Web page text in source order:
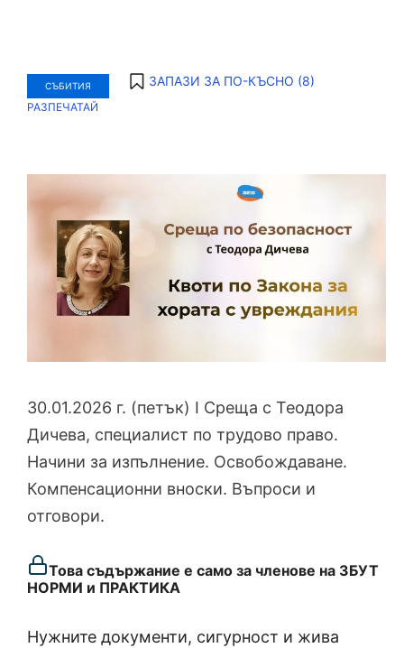
СЪБИТИЯ ЗАПАЗИ ЗА ПО-КЪСНО (8)
РАЗПЕЧАТАЙ
30.01.2026 г. (петък) I Среща с Теодора
Дичева, специалист по трудово право.
Начини за изпълнение. Освобождаване.
Компенсационни вноски. Въпроси и
отговори.
Това съдържание е само за членове на ЗБУТ
НОРМИ и ПРАКТИКА
Нужните документи, сигурност и жива